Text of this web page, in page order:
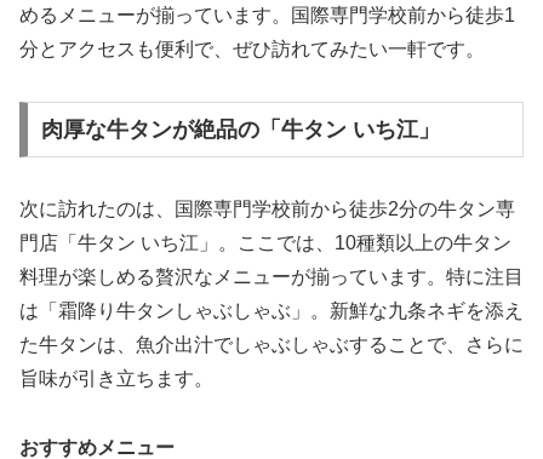
めるメニューが揃っています。国際専門学校前から徒歩1
分とアクセスも便利で、ぜひ訪れてみたい一軒です。
肉厚な牛タンが絶品の「牛タン いち江」
次に訪れたのは、国際専門学校前から徒歩2分の牛タン専
門店「牛タン いち江」。ここでは、10種類以上の牛タン
料理が楽しめる贅沢なメニューが揃っています。特に注目
は「霜降り牛タンしゃぶしゃぶ」。新鮮な九条ネギを添え
た牛タンは、魚介出汁でしゃぶしゃぶすることで、さらに
旨味が引き立ちます。
おすすめメニュー